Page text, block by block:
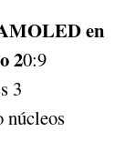
en
20:9
3
núcleos